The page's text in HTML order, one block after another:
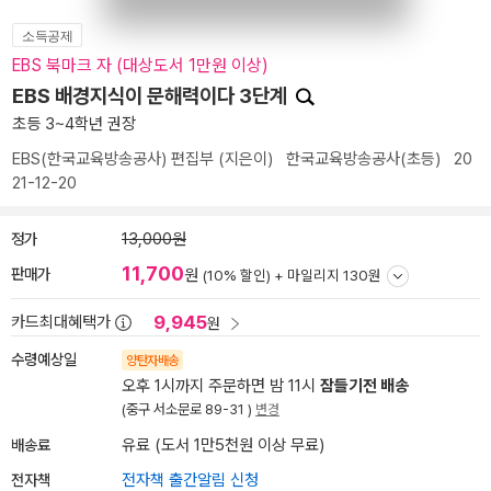
소득공제
EBS 북마크 자 (대상도서 1만원 이상)
EBS 배경지식이 문해력이다 3단계
초등 3~4학년 권장
EBS(한국교육방송공사) 편집부 (지은이) 한국교육방송공사(초등) 20
21-12-20
정가 13,000원
판매가 11,700원 (10% 할인) + 마일리지 130원
카드최대혜택가 9,945원
수령예상일 양탄자배송
오후 1시까지 주문하면 밤 11시 잠들기전 배송
(중구 서소문로 89-31 ) 변경
배송료 유료 (도서 1만5천원 이상 무료)
전자책 전자책 출간알림 신청